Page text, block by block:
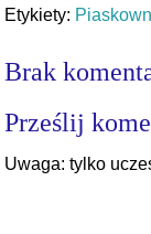
Etykiety:
Brak
Prześlij
Uwaga: tylko